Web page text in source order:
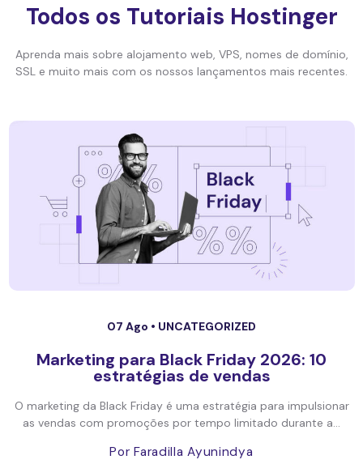
Todos os Tutoriais Hostinger
Aprenda mais sobre alojamento web, VPS, nomes de domínio,
SSL e muito mais com os nossos lançamentos mais recentes.
07 Ago • UNCATEGORIZED
Marketing para Black Friday 2026: 10
estratégias de vendas
O marketing da Black Friday é uma estratégia para impulsionar
as vendas com promoções por tempo limitado durante a...
Por Faradilla Ayunindya